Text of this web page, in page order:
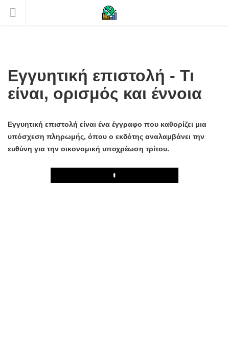
Εγγυητική επιστολή - Τι
είναι, ορισμός και έννοια
Εγγυητική επιστολή είναι ένα έγγραφο που καθορίζει μια
υπόσχεση πληρωμής, όπου ο εκδότης αναλαμβάνει την
ευθύνη για την οικονομική υποχρέωση τρίτου.
Play